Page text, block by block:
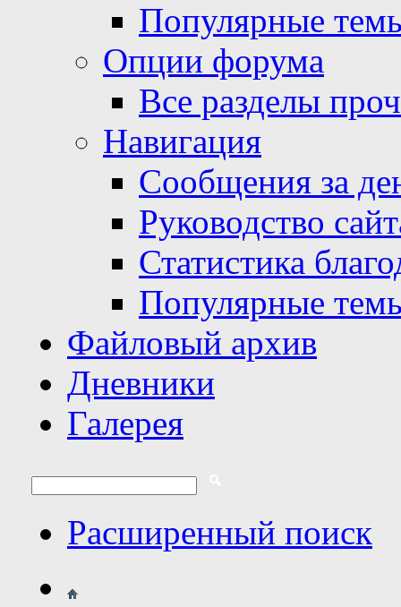
Популярные
Опции форума
Все разделы
Навигация
Сообщения за
Руководство
Статистика
Популярные
Файловый архив
Дневники
Галерея
Расширенный поиск